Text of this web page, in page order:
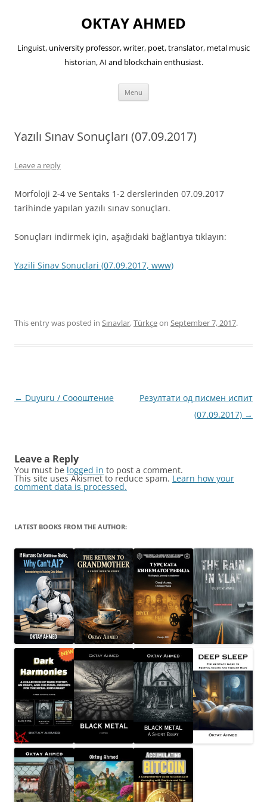
OKTAY AHMED
Linguist, university professor, writer, poet, translator, metal music
historian, AI and blockchain enthusiast.
Menu
Yazılı Sınav Sonuçları (07.09.2017)
Leave a reply
Morfoloji 2-4 ve Sentaks 1-2 derslerinden 07.09.2017
tarihinde yapılan yazılı sınav sonuçları.
Sonuçları indirmek için, aşağıdaki bağlantıya tıklayın:
Yazili Sinav Sonuclari (07.09.2017, www)
This entry was posted in Sınavlar,Türkçeon September 7, 2017.
Post
← Duyuru / Соооштение
Резултати од писмен испит
(07.09.2017) →
Leave a Reply
You must be logged in to post a comment.
This site uses Akismet to reduce spam. Learn how your
comment data is processed.
LATEST BOOKS FROM THE AUTHOR: